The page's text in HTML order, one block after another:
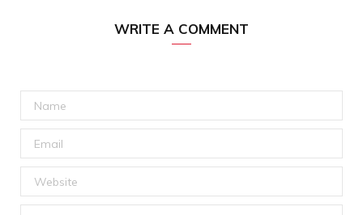
WRITE A COMMENT